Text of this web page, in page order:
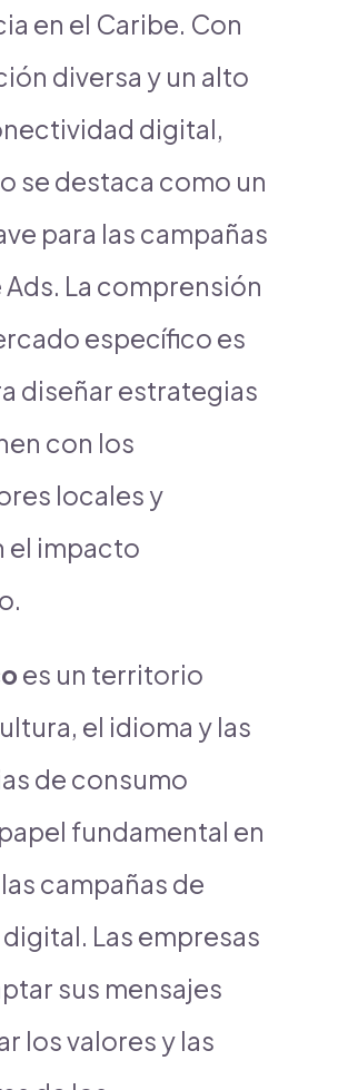
en el Caribe. Con
diversa y un alto
digital,
se destaca como un
para las campañas
La comprensión
específico es
diseñar estrategias
con los
locales y
el impacto
es un territorio
el idioma y las
de consumo
fundamental en
campañas de
Las empresas
sus mensajes
los valores y las